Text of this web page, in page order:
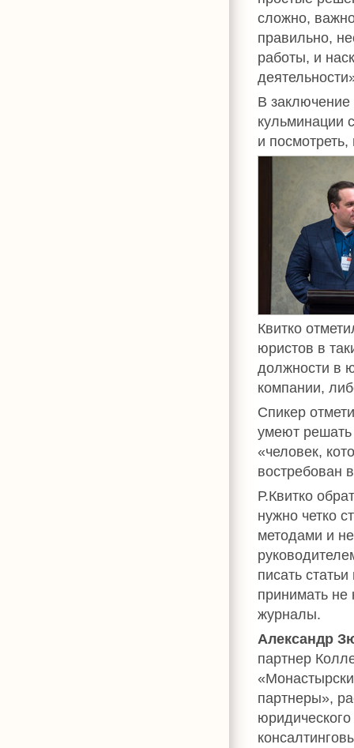
сложно,
правильно,
работы, и
В
кульминации
и
Квитко
юристов в
должности в
компании,
Спикер
умеют решать
«человек,
востребован
Р.Квитко
нужно четко
методами и
писать
принимать
журналы.
Александр
партнер
партнеры»,